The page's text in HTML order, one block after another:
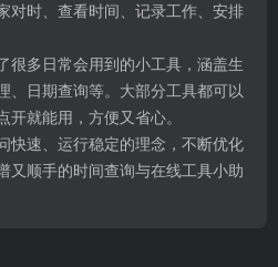
对时、查看时间、记录工作、安排
很多日常会用到的小工具，涵盖生
、日期查询等。大部分工具都可以
开就能用，方便又省心。
快速、运行稳定的理念，不断优化
又顺手的时间查询与在线工具小助